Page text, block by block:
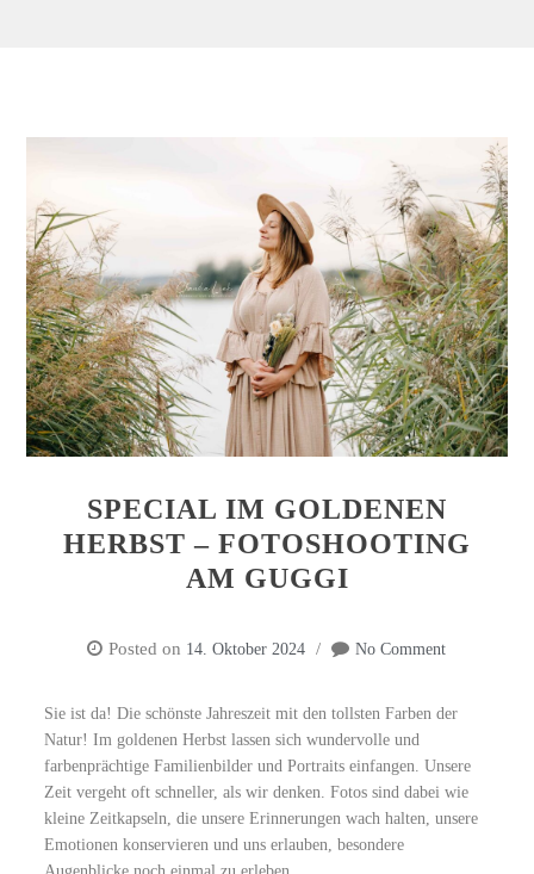
SPECIAL IM GOLDENEN
HERBST – FOTOSHOOTING
AM GUGGI
Posted on 14. Oktober 2024 No Comment
Sie ist da! Die schönste Jahreszeit mit den tollsten Farben der
Natur! Im goldenen Herbst lassen sich wundervolle und
farbenprächtige Familienbilder und Portraits einfangen. Unsere
Zeit vergeht oft schneller, als wir denken. Fotos sind dabei wie
kleine Zeitkapseln, die unsere Erinnerungen wach halten, unsere
Emotionen konservieren und uns erlauben, besondere